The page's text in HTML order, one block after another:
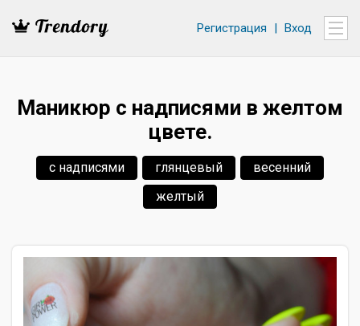
Регистрация | Вход
Маникюр с надписями в желтом
цвете.
с надписями глянцевый
весенний
желтый